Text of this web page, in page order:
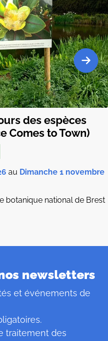
des espèces
Comes to Town)
au Dimanche 1 novembre
botanique national de Brest
newsletters
et événements de
traitement des